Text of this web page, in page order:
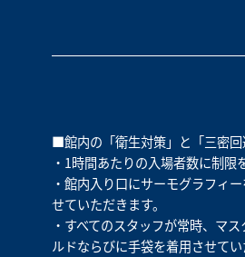
■館内の「衛生対策」と「三密
・1時間あたりの入場者数に制限
・館内入り口にサーモグラフィ
せていただきます。
・すべてのスタッフが常時、マ
ルドならびに手袋を着用させてい